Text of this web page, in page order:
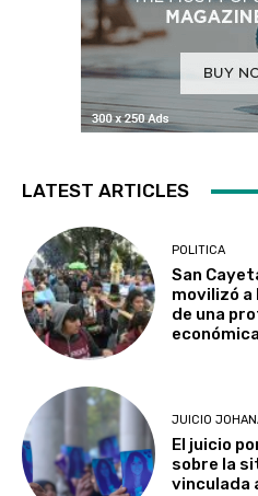
LATEST ARTICLES
POLITICA
San
movilizó a
de una
económica
JUICIO
El juicio
sobre la
vinculada